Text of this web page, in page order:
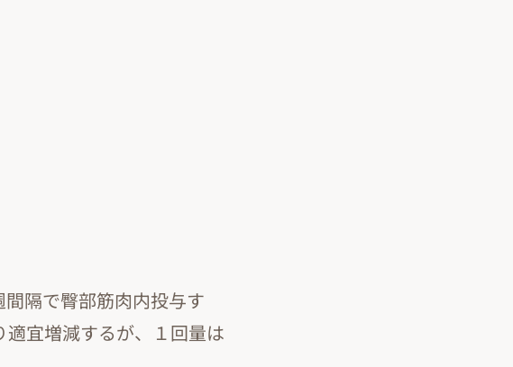
隔で臀部筋肉内投与す
宜増減するが、１回量は